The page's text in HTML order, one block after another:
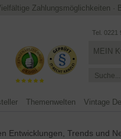
Zahlungsmöglichkeiten ·
Tel. 0221
MEIN
Themenwelten Vintage
Entwicklungen, Trends und